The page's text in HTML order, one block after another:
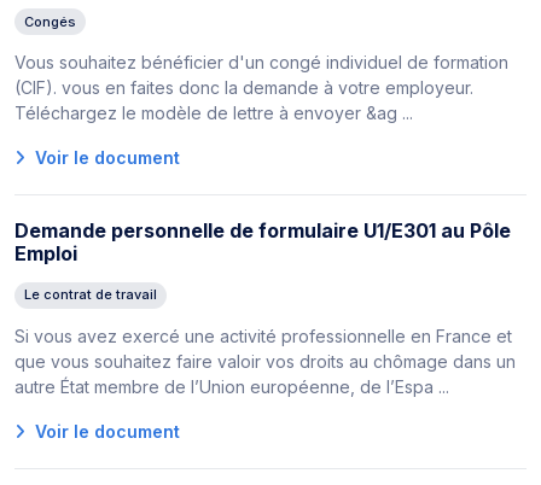
Congés
Vous souhaitez bénéficier d'un congé individuel de formation
(CIF). vous en faites donc la demande à votre employeur.
Téléchargez le modèle de lettre à envoyer &ag ...
Voir le document
Demande personnelle de formulaire U1/E301 au Pôle
Emploi
Le contrat de travail
Si vous avez exercé une activité professionnelle en France et
que vous souhaitez faire valoir vos droits au chômage dans un
autre État membre de l’Union européenne, de l’Espa ...
Voir le document